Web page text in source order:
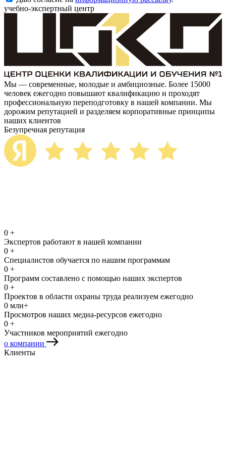
учебно-экспертный центр
Мы — современные, молодые и амбициозные. Более 15000
человек ежегодно повышают квалификацию и проходят
профессиональную переподготовку в нашей компании. Мы
дорожим репутацией и разделяем корпоративные принципы
наших клиентов
Безупречная репутация
0 +
Экспертов работают в нашей компании
0 +
Специалистов обучается по нашим программам
0 +
Программ составлено с помощью наших экспертов
0 +
Проектов в области охраны труда реализуем ежегодно
0 млн+
Просмотров наших медиа-ресурсов ежегодно
0 +
Участников мероприятий ежегодно
о компании
Клиенты